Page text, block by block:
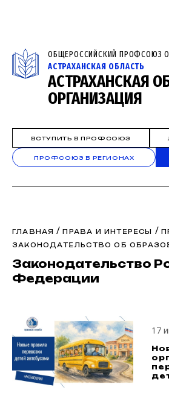
ОБЩЕРОССИЙСКИЙ ПРОФСОЮЗ
АСТРАХАНСКАЯ ОБЛАСТЬ
АСТРАХАНСКАЯ
ОРГАНИЗАЦИЯ
ВСТУПИТЬ В ПРОФСОЮЗ
ПРОФСОЮЗ В РЕГИОНАХ
ГЛАВНАЯ /ПРАВА И ИНТЕРЕСЫ /
ЗАКОНОДАТЕЛЬСТВО ОБ
Законодательство
Федерации
17